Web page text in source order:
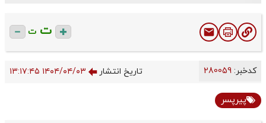
ت ت
کدخبر: تاریخ انتشار ۱۴۰۴/۰۴/۰۳ ۱۳:۱۷:۴۵
پیرپسر